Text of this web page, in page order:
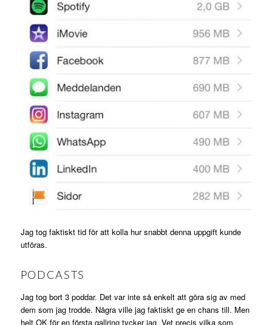
Jag tog faktiskt tid för att kolla hur snabbt denna uppgift kunde
utföras.
PODCASTS
Jag tog bort 3 poddar. Det var inte så enkelt att göra sig av med
dem som jag trodde. Några ville jag faktiskt ge en chans till. Men
helt OK för en första gallring tycker jag. Vet precis vilka som